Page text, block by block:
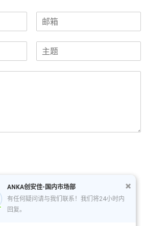
ANKA创安佳-国内市场部
有任何疑问请与我们联系！我们将24小时内
回复。